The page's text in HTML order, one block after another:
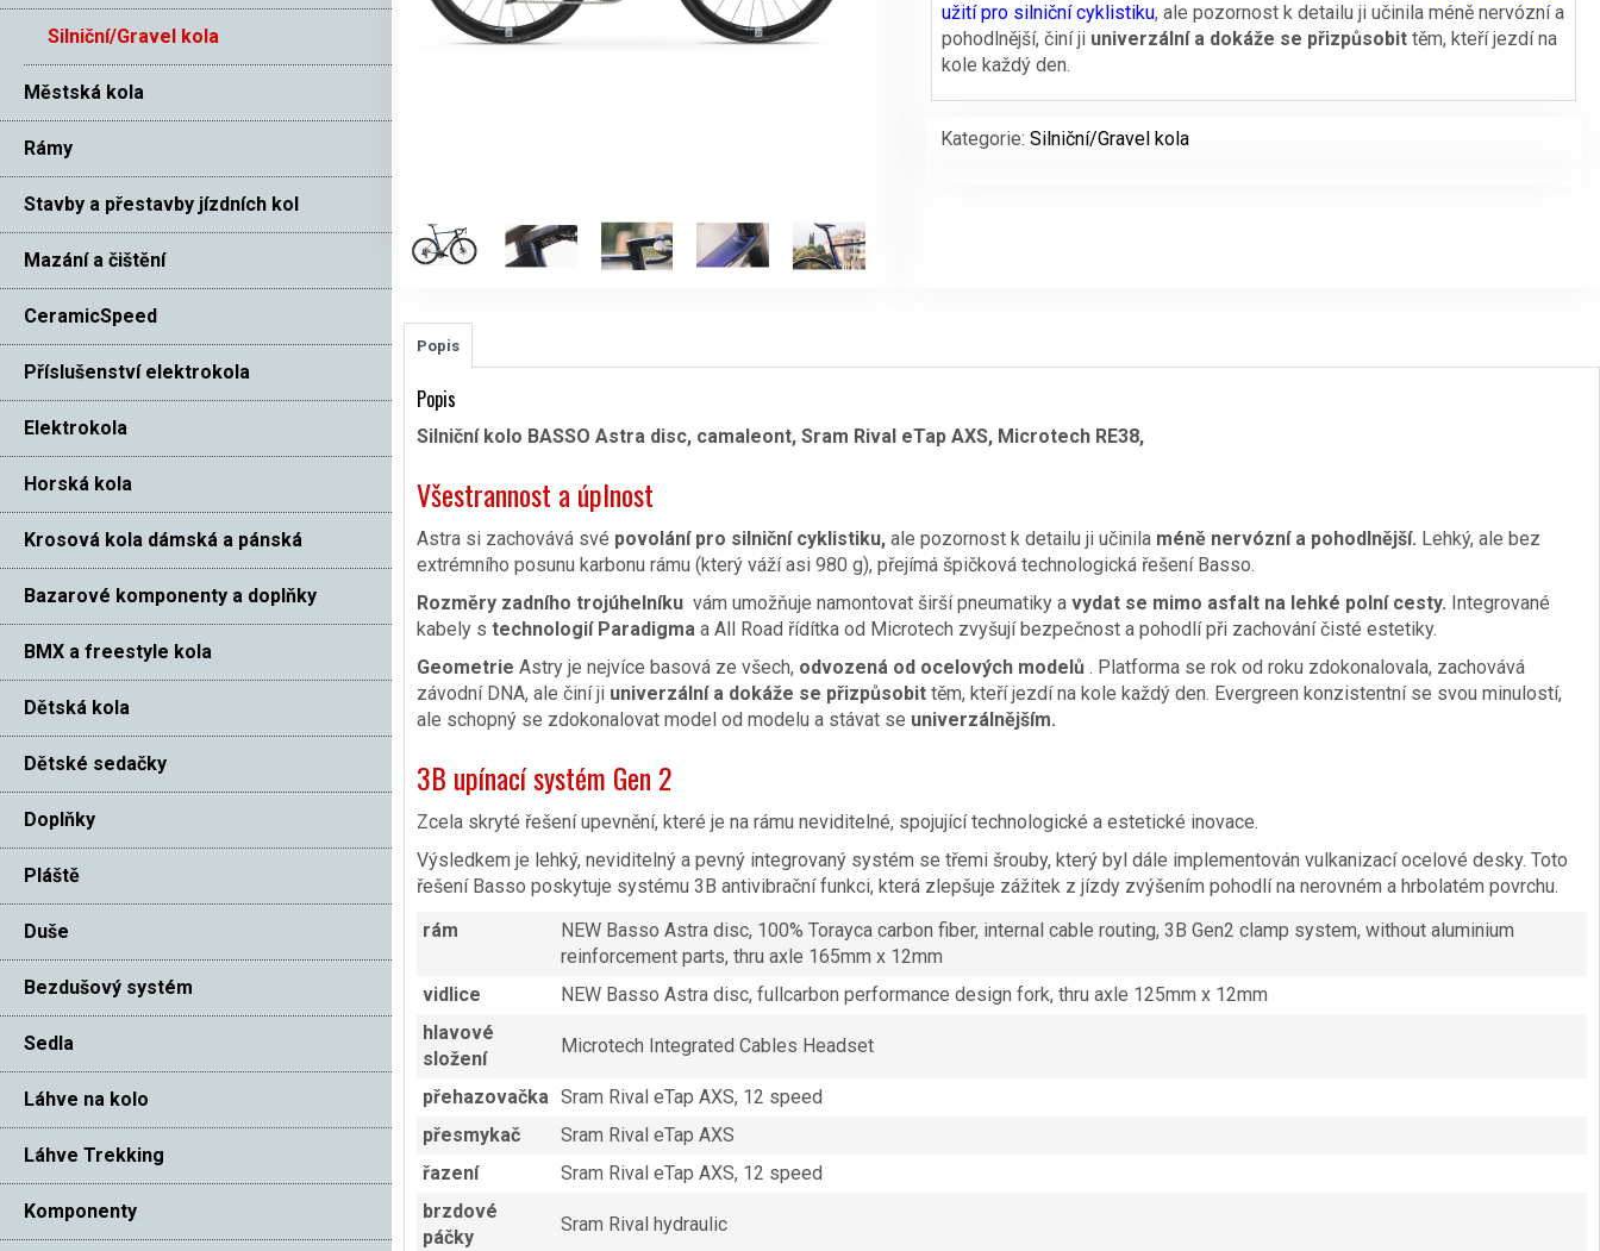
Silniční/Gravel kola
Městská kola
Rámy
Stavby a přestavby jízdních kol
Mazání a čištění
CeramicSpeed
Příslušenství elektrokola
Elektrokola
Horská kola
Krosová kola dámská a pánská
Bazarové komponenty a doplňky
BMX a freestyle kola
Dětská kola
Dětské sedačky
Doplňky
Pláště
Duše
Bezdušový systém
Sedla
Láhve na kolo
Láhve Trekking
Komponenty
užití pro silniční cyklistiku, ale pozornost k detailu ji učinila méně nervózní a
pohodlnější, činí ji univerzální a dokáže se přizpůsobittěm, kteří jezdí na
kole každý den.
Kategorie: Silniční/Gravel kola
Popis
Popis
Silniční kolo BASSO Astra disc, camaleont, Sram Rival eTap AXS, Microtech RE38,
Všestrannost a úplnost
Astra si zachovává své povolání pro silniční cyklistiku,ale pozornost k detailu ji učinila méně nervózní a pohodlnější. Lehký, ale bez
extrémního posunu karbonu rámu (který váží asi 980 g), přejímá špičková technologická řešení Basso.
Rozměry zadního trojúhelníku vám umožňuje namontovat širší pneumatiky a vydat se mimo asfalt na lehké polní cesty. Integrované
kabely s technologií Paradigmaa All Road řídítka od Microtech zvyšují bezpečnost a pohodlí při zachování čisté estetiky.
Geometrie Astry je nejvíce basová ze všech, odvozená od ocelových modelů . Platforma se rok od roku zdokonalovala, zachovává
závodní DNA, ale činí ji univerzálnía dokáže se přizpůsobittěm, kteří jezdí na kole každý den. Evergreen konzistentní se svou minulostí,
ale schopný se zdokonalovat model od modelu a stávat se univerzálnějším.
3B upínací systém Gen 2
Zcela skryté řešení upevnění, které je na rámu neviditelné, spojující technologické a estetické inovace.
Výsledkem je lehký, neviditelný a pevný integrovaný systém se třemi šrouby, který byl dále implementován vulkanizací ocelové desky. Toto
řešení Basso poskytuje systému 3B antivibrační funkci, která zlepšuje zážitek z jízdy zvýšením pohodlí na nerovném a hrbolatém povrchu.
rám
NEW Basso Astra disc, 100% Torayca carbon fiber, internal cable routing, 3B Gen2 clamp system, without aluminium
reinforcement parts, thru axle 165mm x 12mm
vidlice
NEW Basso Astra disc, fullcarbon performance design fork, thru axle 125mm x 12mm
hlavové
složení
Microtech Integrated Cables Headset
přehazovačka Sram Rival eTap AXS, 12 speed
přesmykač
Sram Rival eTap AXS
řazení
Sram Rival eTap AXS, 12 speed
brzdové
páčky
Sram Rival hydraulic